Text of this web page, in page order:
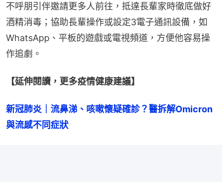
不呼朋引伴邀請更多人前往，抵達長輩家時徹底做好
酒精消毒；協助長輩操作或設定3電子通訊設備，如
WhatsApp、平板的遊戲或電視頻道，方便他容易操
作追劇。
【延伸閱讀，更多疫情健康建議】
新冠肺炎｜流鼻涕、咳嗽懷疑確診？醫拆解Omicron
與流感不同症狀